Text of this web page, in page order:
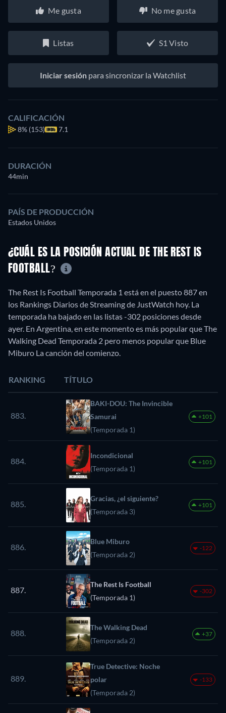
Me gusta No me gusta
Listas S1 Visto
Iniciar sesión para sincronizar la Watchlist
CALIFICACIÓN
8% (153) 7.1
DURACIÓN
44min
PAÍS DE PRODUCCIÓN
Estados Unidos
¿CUÁL ES LA POSICIÓN ACTUAL DE THE REST IS
FOOTBALL?
The Rest Is Football Temporada 1 está en el puesto 887 en
los Rankings Diarios de Streaming de JustWatch hoy. La
temporada ha bajado en las listas -302 posiciones desde
ayer. En Argentina, en este momento es más popular que The
Walking Dead Temporada 2 pero menos popular que Blue
Miburo La canción del comienzo.
RANKING TÍTULO
883.
BAKI-DOU: The Invincible
Samurai
(Temporada 1)
+101
884.
Incondicional
(Temporada 1)
+101
885.
Gracias, ¿el siguiente?
(Temporada 3)
+101
886.
Blue Miburo
(Temporada 2)
-122
887.
The Rest Is Football
(Temporada 1)
-302
888.
The Walking Dead
(Temporada 2)
+37
889.
True Detective: Noche
polar
(Temporada 2)
-133